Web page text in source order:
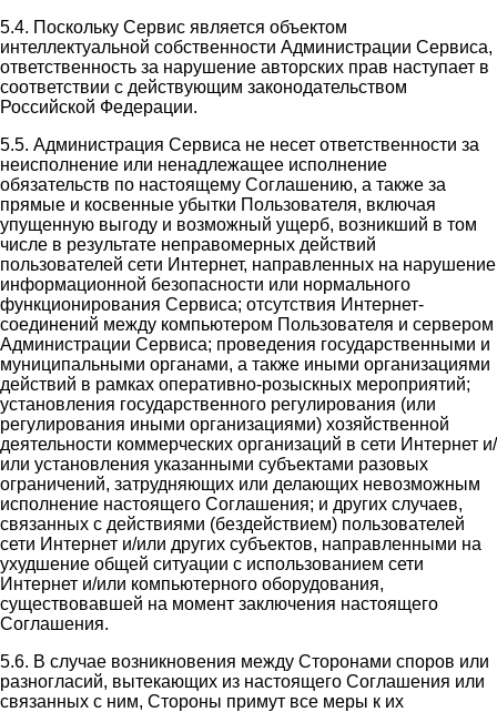
5.4. Поскольку Сервис является объектом
интеллектуальной собственности Администрации Сервиса,
ответственность за нарушение авторских прав наступает в
соответствии с действующим законодательством
Российской Федерации.
5.5. Администрация Сервиса не несет ответственности за
неисполнение или ненадлежащее исполнение
обязательств по настоящему Соглашению, а также за
прямые и косвенные убытки Пользователя, включая
упущенную выгоду и возможный ущерб, возникший в том
числе в результате неправомерных действий
пользователей сети Интернет, направленных на нарушение
информационной безопасности или нормального
функционирования Сервиса; отсутствия Интернет-
соединений между компьютером Пользователя и сервером
Администрации Сервиса; проведения государственными и
муниципальными органами, а также иными организациями
действий в рамках оперативно-розыскных мероприятий;
установления государственного регулирования (или
регулирования иными организациями) хозяйственной
деятельности коммерческих организаций в сети Интернет и/
или установления указанными субъектами разовых
ограничений, затрудняющих или делающих невозможным
исполнение настоящего Соглашения; и других случаев,
связанных с действиями (бездействием) пользователей
сети Интернет и/или других субъектов, направленными на
ухудшение общей ситуации с использованием сети
Интернет и/или компьютерного оборудования,
существовавшей на момент заключения настоящего
Соглашения.
5.6. В случае возникновения между Сторонами споров или
разногласий, вытекающих из настоящего Соглашения или
связанных с ним, Стороны примут все меры к их